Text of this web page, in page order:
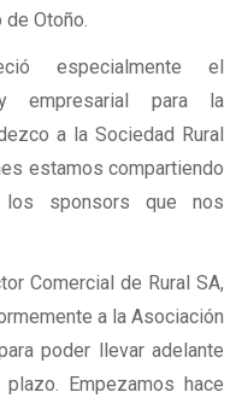
Otoño.
especialmente el
y empresarial para la
a la Sociedad Rural
estamos compartiendo
sponsors que nos
Comercial de Rural SA,
a la Asociación
poder llevar adelante
Empezamos hace